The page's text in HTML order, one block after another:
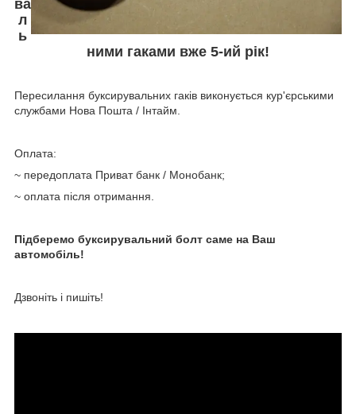
ва
л
ь
ними гаками вже 5-ий рік!
Пересилання буксирувальних гаків виконується кур'єрськими
службами Нова Пошта / Інтайм.
Оплата:
~ передоплата Приват банк / Монобанк;
~ оплата після отримання.
Підберемо буксирувальний болт саме на Ваш
автомобіль!
Дзвоніть і пишіть!